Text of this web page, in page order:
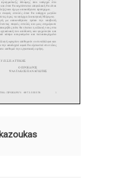
kazoukas